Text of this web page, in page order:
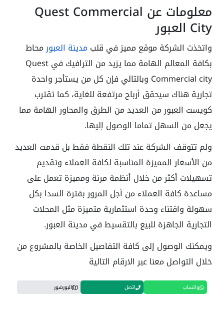
معلومات عن Quest Commercial
City العبور
واتخذت الشركة موقع مميز في قلب مدينة العبورمحاط
بكافة المعالم الهامة مما يزيد من الترافيك في Quest
Commercial city وبالتالي فإن كل من يستأجر واحدة
تجارية هناك سيحقق أرباح مرتفعة للغاية، كما تقترب
كويست العبور من العديد من الطرق والمحاور الهامة مما
يجعل من السهل تماما الوصول إليها.
ولم تتوقف الشركة عند تلك النقطة فقط بل قدمت العديد
من الأسعار المميزة المناسبة لكافة العملاء وتقديم
تسهيلات أكثر من خلال أنظمة مرنة ومميزة تعمل على
مساعدة كافة العملاء من أجل المرور بفترة السدا بكل
سهولة واقتناء وحدة استثمارية متميزة مثل المحلات
التجارية الجاهزة للبيع بالتقسيط في مدينة العبور.
ويمكنك الوصول إلى كافة التفاصيل الخاصة بالمشروع من
خلال التواصل معنا عبر الارقام التالية
واتساب اتصل البورشور